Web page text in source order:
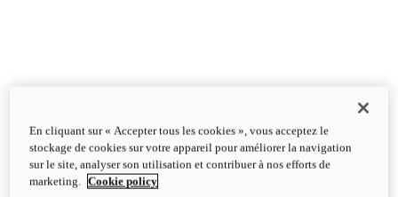
En cliquant sur « Accepter tous les cookies », vous acceptez le
stockage de cookies sur votre appareil pour améliorer la navigation
sur le site, analyser son utilisation et contribuer à nos efforts de
marketing.
Cookie policy